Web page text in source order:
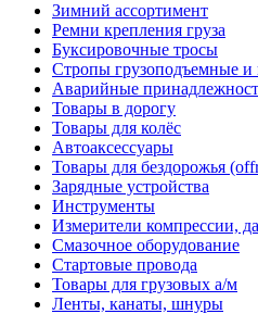
Зимний ассортимент
Ремни крепления груза
Буксировочные тросы
Стропы грузоподъемные
Аварийные
Товары в дорогу
Товары для колёс
Автоаксессуары
Товары для бездорожья
Зарядные устройства
Инструменты
Измерители компрессии,
Смазочное оборудование
Стартовые провода
Товары для грузовых а/м
Ленты, канаты, шнуры